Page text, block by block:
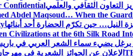
التعاون الثقافي والعلميConfidential
Abdel Maqsoud… When the
النيل… حين تكرّم الحضارة أحد أبنائها
Civilizations at the 6th Silk Road
يضيء سماء الشعر العربي في
الإعلان عن الجوائز الشعرية في